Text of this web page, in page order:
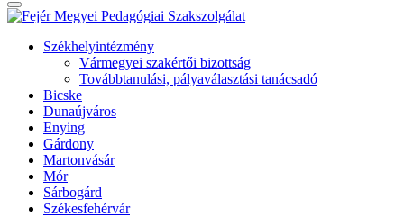
Székhelyintézmény
Vármegyei szakértői bizottság
Továbbtanulási, pályaválasztási tanácsadó
Bicske
Dunaújváros
Enying
Gárdony
Martonvásár
Mór
Sárbogárd
Székesfehérvár